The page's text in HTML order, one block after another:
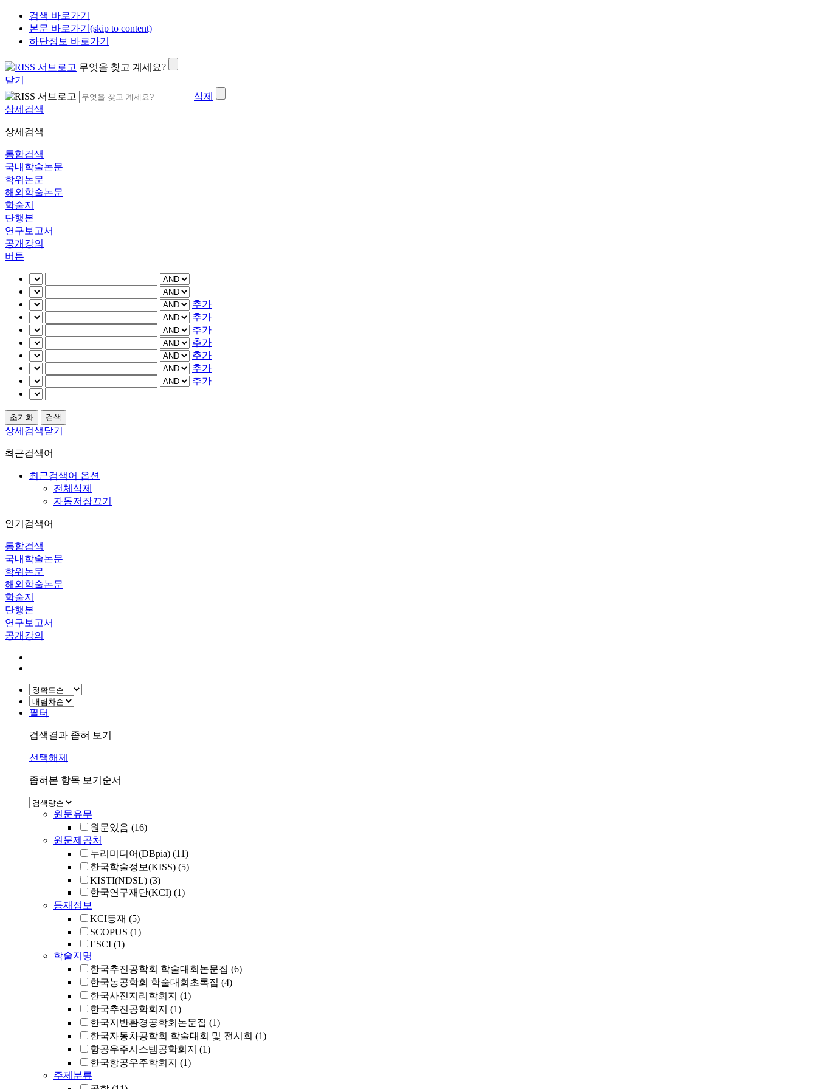
검색 바로가기
본문 바로가기(skip to content)
하단정보 바로가기
무엇을 찾고 계세요?
닫기
삭제
상세검색
상세검색
통합검색
국내학술논문
학위논문
해외학술논문
학술지
단행본
연구보고서
공개강의
버튼
추가
추가
추가
추가
추가
추가
추가
상세검색닫기
최근검색어
최근검색어 옵션
전체삭제
자동저장끄기
인기검색어
통합검색
국내학술논문
학위논문
해외학술논문
학술지
단행본
연구보고서
공개강의
필터
검색결과 좁혀 보기
선택해제
좁혀본 항목 보기순서
원문유무
원문있음 (16)
원문제공처
누리미디어(DBpia) (11)
한국학술정보(KISS) (5)
KISTI(NDSL) (3)
한국연구재단(KCI) (1)
등재정보
KCI등재 (5)
SCOPUS (1)
ESCI (1)
학술지명
한국추진공학회 학술대회논문집 (6)
한국농공학회 학술대회초록집 (4)
한국사진지리학회지 (1)
한국추진공학회지 (1)
한국지반환경공학회논문집 (1)
한국자동차공학회 학술대회 및 전시회 (1)
항공우주시스템공학회지 (1)
한국항공우주학회지 (1)
주제분류